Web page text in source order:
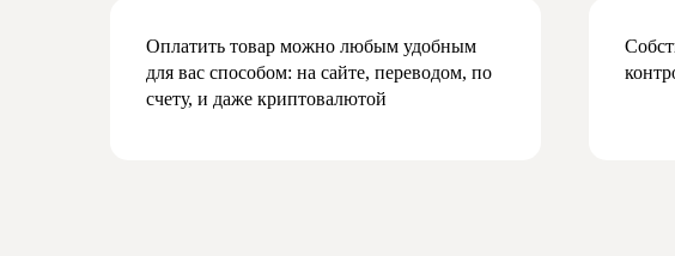
Оплатить товар можно любым удобным
для вас способом: на сайте, переводом, по
счету, и даже криптовалютой